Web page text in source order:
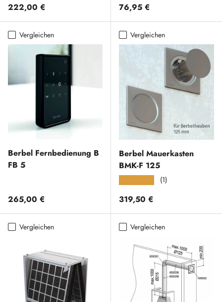
Normaler Preis
222,00 €
Normaler Preis
76,95 €
Vergleichen
Berbel Fernbedienung B
FB 5
Normaler Preis
265,00 €
Vergleichen
Berbel Mauerkasten
BMK-F 125
(1)
Normaler Preis
319,50 €
Vergleichen Vergleichen